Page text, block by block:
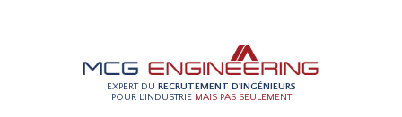
EXPERT DU RECRUTEMENT D'INGÉNIEURS
POUR L'INDUSTRIE MAIS PAS SEULEMENT